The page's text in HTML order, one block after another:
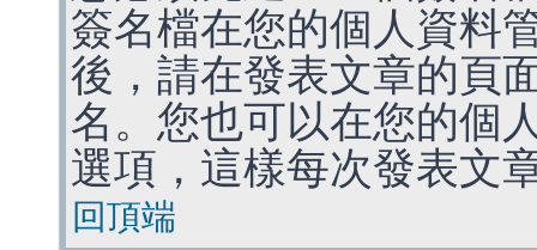
簽名檔在您的個人資料
後，請在發表文章的頁
名。您也可以在您的個
選項，這樣每次發表文
回頂端